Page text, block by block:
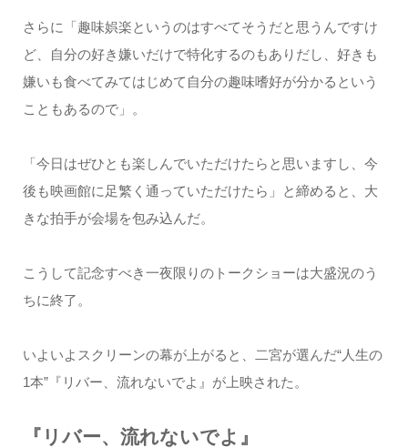
さらに「趣味娯楽というのはすべてそうだと思うんですけ
ど、自分の好き嫌いだけで特化するのもありだし、好きも
嫌いも食べてみてはじめて自分の趣味嗜好が分かるという
こともあるので」。
「今日はぜひとも楽しんでいただけたらと思いますし、今
後も映画館に足繁く通っていただけたら」と締めると、大
きな拍手が会場を包み込んだ。
こうして記念すべき一夜限りのトークショーは大盛況のう
ちに終了。
いよいよスクリーンの幕が上がると、二宮が選んだ“人生の
1本”『リバー、流れないでよ』が上映された。
『リバー、流れないでよ』